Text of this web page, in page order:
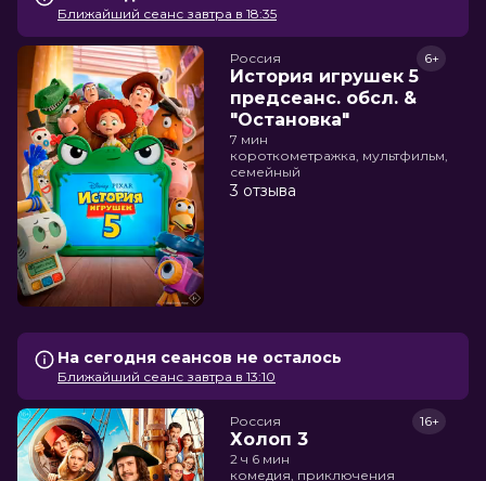
Ближайший сеанс завтра в 18:35
Россия
История игрушек 5
предсеанс. обсл. &
"Остановка"
6+
7 мин
короткометражка, мультфильм,
семейный
3 отзыва
На сегодня сеансов не осталось
Ближайший сеанс завтра в 13:10
Россия
Холоп 3
16+
2 ч 6 мин
комедия, приключения